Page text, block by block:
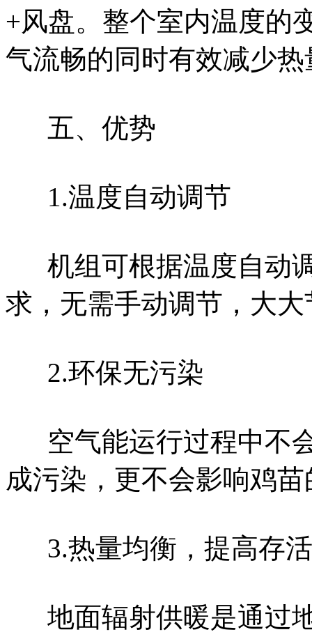
+风盘。整个室内温度的
气流畅的同时有效减少
五、优势
1.温度自动调节
机组可根据温度自动
求，无需手动调节，大
2.环保无污染
空气能运行过程中不
成污染，更不会影响鸡
3.热量均衡，提高存
地面辐射供暖是通过